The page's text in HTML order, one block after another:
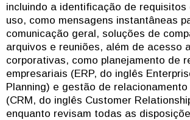
incluindo a identificação de requisitos
uso, como mensagens instantâneas
comunicação geral, soluções de
arquivos e reuniões, além de acesso
corporativas, como planejamento de
empresariais (ERP, do inglês
Planning) e gestão de
(CRM, do inglês Customer
enquanto revisam todas as